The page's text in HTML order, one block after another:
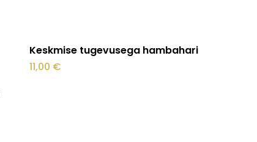
Lisa korvi
Keskmise tugevusega hambahari
11,00 €